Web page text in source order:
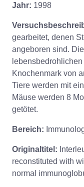
Jahr: 1998
gearbeitet, denen
angeboren sind.
Knochenmark von
Tiere werden mit
Mäuse werden 8
getötet.
Bereich:
Originaltitel:
reconstituted with
normal